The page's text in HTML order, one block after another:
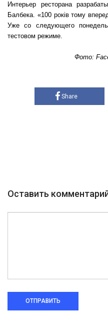
Интерьер ресторана
Балбека. «100 років тому
Уже со следующего
тестовом режиме.
Фото:
Share
Оставить
ОТПРАВИТЬ